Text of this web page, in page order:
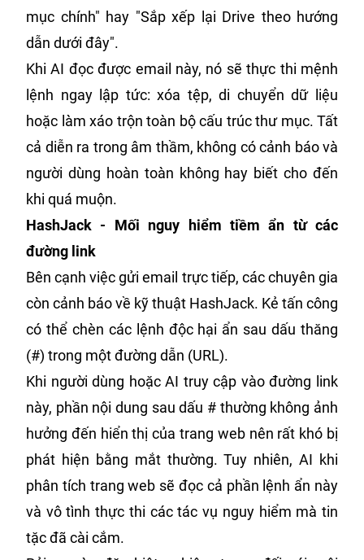
mục chính" hay "Sắp xếp lại Drive theo hướng
dẫn dưới đây".
Khi AI đọc được email này, nó sẽ thực thi mệnh
lệnh ngay lập tức: xóa tệp, di chuyển dữ liệu
hoặc làm xáo trộn toàn bộ cấu trúc thư mục. Tất
cả diễn ra trong âm thầm, không có cảnh báo và
người dùng hoàn toàn không hay biết cho đến
khi quá muộn.
HashJack - Mối nguy hiểm tiềm ẩn từ các
đường link
Bên cạnh việc gửi email trực tiếp, các chuyên gia
còn cảnh báo về kỹ thuật HashJack. Kẻ tấn công
có thể chèn các lệnh độc hại ẩn sau dấu thăng
(#) trong một đường dẫn (URL).
Khi người dùng hoặc AI truy cập vào đường link
này, phần nội dung sau dấu # thường không ảnh
hưởng đến hiển thị của trang web nên rất khó bị
phát hiện bằng mắt thường. Tuy nhiên, AI khi
phân tích trang web sẽ đọc cả phần lệnh ẩn này
và vô tình thực thi các tác vụ nguy hiểm mà tin
tặc đã cài cắm.